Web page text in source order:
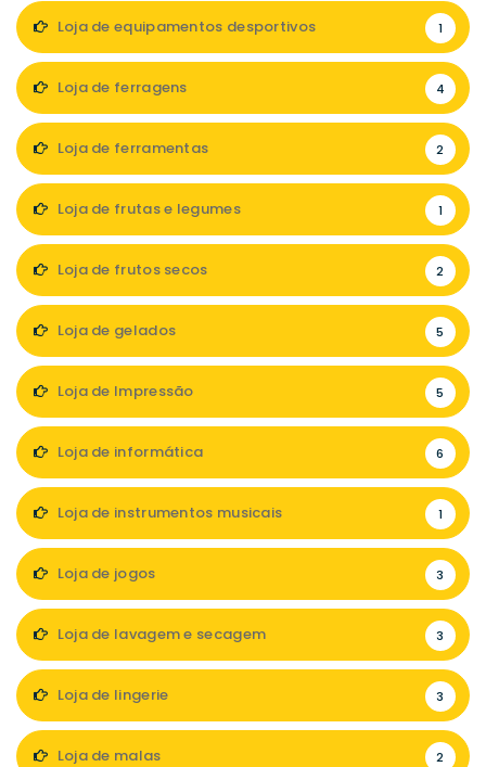
Loja de equipamentos desportivos 1
Loja de ferragens 4
Loja de ferramentas 2
Loja de frutas e legumes 1
Loja de frutos secos 2
Loja de gelados 5
Loja de Impressão 5
Loja de informática 6
Loja de instrumentos musicais 1
Loja de jogos 3
Loja de lavagem e secagem 3
Loja de lingerie 3
Loja de malas 2